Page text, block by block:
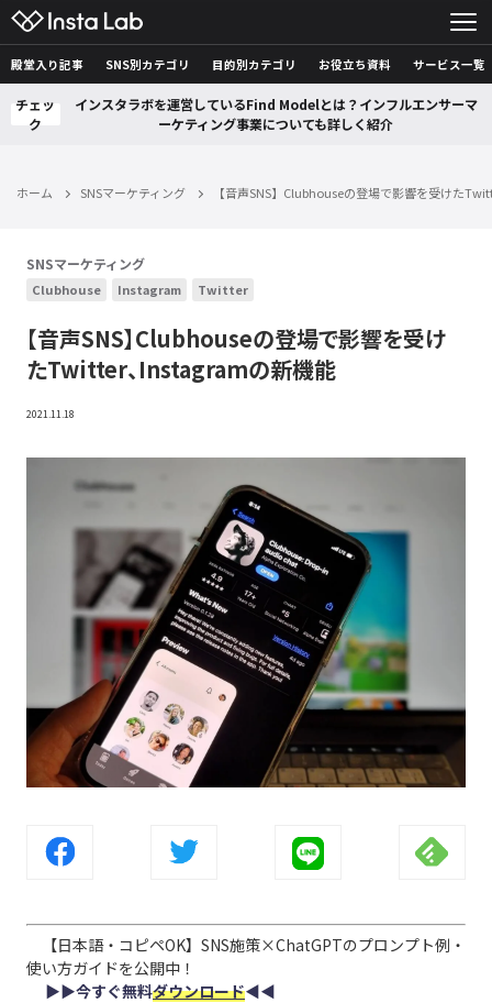
殿堂入り記事 SNS別カテゴリ 目的別カテゴリ お役立ち資料 サービス一覧
チェッ
ク
インスタラボを運営しているFind Modelとは？インフルエンサーマ
ーケティング事業についても詳しく紹介
ホーム SNSマーケティング 【音声SNS】Clubhouseの登場で影響を受けた
SNSマーケティング
Clubhouse Instagram Twitter
【音声SNS】Clubhouseの登場で影響を受け
たTwitter、Instagramの新機能
2021.11.18
【日本語・コピペOK】SNS施策×ChatGPTのプロンプト例・
使い方ガイドを公開中！
▶︎▶︎今すぐ無料ダウンロード◀︎◀︎